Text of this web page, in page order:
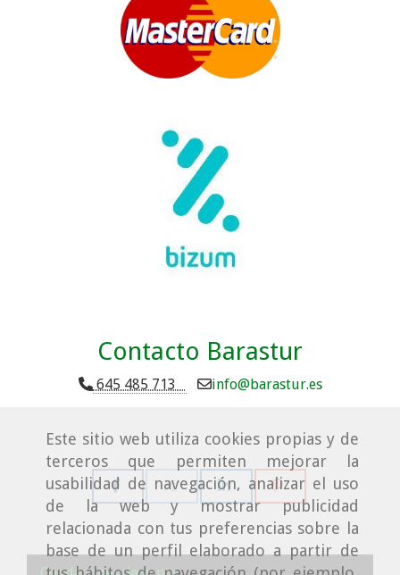
Este sitio web utiliza cookies propias y de
terceros que permiten mejorar la
usabilidad de navegación, analizar el uso
de la web y mostrar publicidad
relacionada con tus preferencias sobre la
base de un perfil elaborado a partir de
Contacto Barastur
645 485 713 info barastur.es